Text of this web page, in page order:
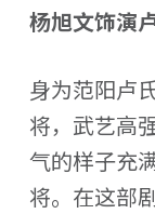
杨旭文饰演
身为范阳卢
将，武艺高
气的样子充
将。在这部